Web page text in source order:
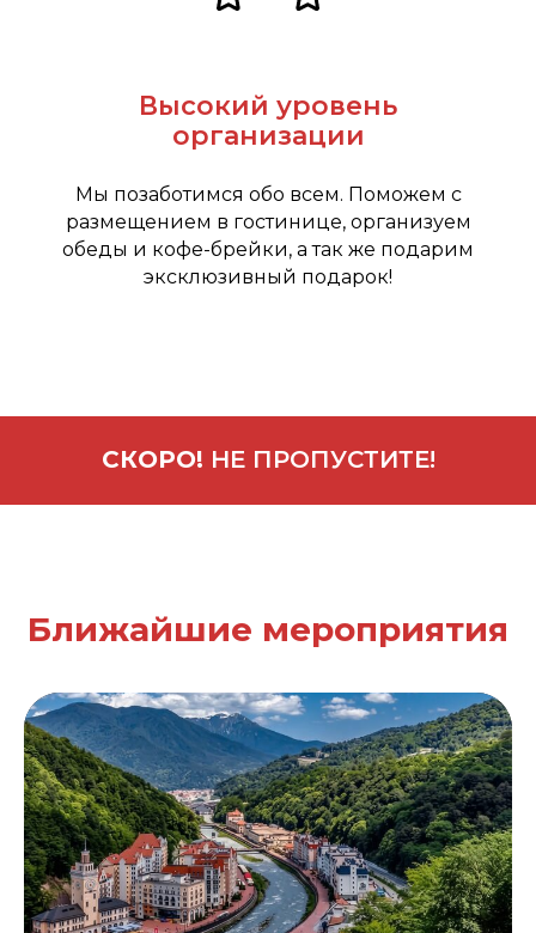
Высокий уровень
организации
Мы позаботимся обо всем. Поможем с
размещением в гостинице, организуем
обеды и кофе-брейки, а так же подарим
эксклюзивный подарок!
СКОРО! НЕ ПРОПУСТИТЕ!
Ближайшие мероприятия